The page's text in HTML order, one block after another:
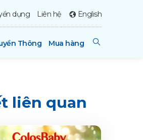
dụng Liên hệ English
Thông Mua hàng
liên quan